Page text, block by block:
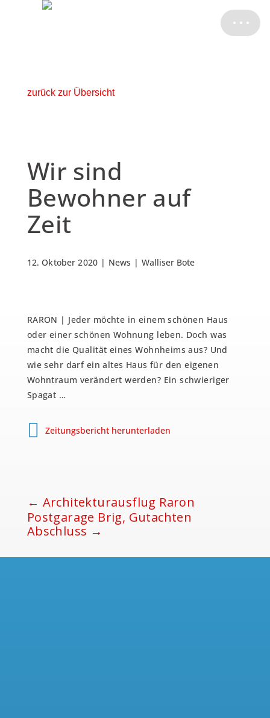
zurück zur Übersicht
Wir sind
Bewohner auf
Zeit
12. Oktober 2020 | News | Walliser Bote
RARON | Jeder möchte in einem schönen Haus
oder einer schönen Wohnung leben. Doch was
macht die Qualität eines Wohnheims aus? Und
wie sehr darf ein altes Haus für den eigenen
Wohntraum verändert werden? Ein schwieriger
Spagat …
Zeitungsbericht herunterladen
← Architekturausflug Raron
Postgarage Brig, Gutachten
Abschluss →